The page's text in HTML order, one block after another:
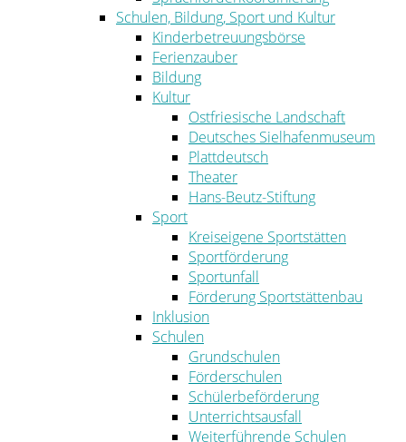
Schulen, Bildung, Sport und Kultur
Kinderbetreuungsbörse
Ferienzauber
Bildung
Kultur
Ostfriesische Landschaft
Deutsches Sielhafenmuseum
Plattdeutsch
Theater
Hans-Beutz-Stiftung
Sport
Kreiseigene Sportstätten
Sportförderung
Sportunfall
Förderung Sportstättenbau
Inklusion
Schulen
Grundschulen
Förderschulen
Schülerbeförderung
Unterrichtsausfall
Weiterführende Schulen